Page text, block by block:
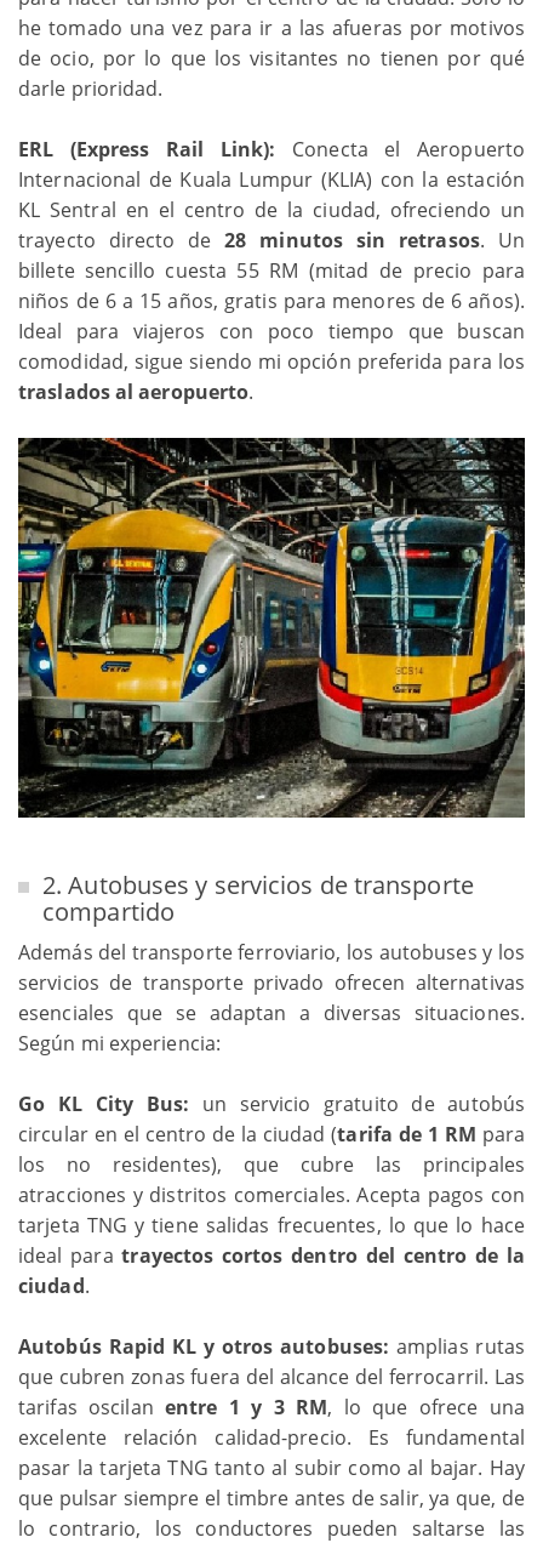
he tomado una vez para ir a las afueras por motivos
de ocio, por lo que los visitantes no tienen por qué
darle prioridad.
ERL (Express Rail Link): Conecta el Aeropuerto
Internacional de Kuala Lumpur (KLIA) con la estación
KL Sentral en el centro de la ciudad, ofreciendo un
trayecto directo de28 minutos sin retrasos. Un
billete sencillo cuesta 55 RM (mitad de precio para
niños de 6 a 15 años, gratis para menores de 6 años).
Ideal para viajeros con poco tiempo que buscan
comodidad, sigue siendo mi opción preferida para los
traslados al aeropuerto.
2. Autobuses y servicios de transporte
compartido
Además del transporte ferroviario, los autobuses y los
servicios de transporte privado ofrecen alternativas
esenciales que se adaptan a diversas situaciones.
Según mi experiencia:
Go KL City Bus: un servicio gratuito de autobús
circular en el centro de la ciudad (tarifa de 1 RM para
los no residentes), que cubre las principales
atracciones y distritos comerciales. Acepta pagos con
tarjeta TNG y tiene salidas frecuentes, lo que lo hace
ideal paratrayectos cortos dentro del centro de la
ciudad.
Autobús Rapid KL y otros autobuses: amplias rutas
que cubren zonas fuera del alcance del ferrocarril. Las
tarifas oscilanentre 1 y 3 RM, lo que ofrece una
excelente relación calidad-precio. Es fundamental
pasar la tarjeta TNG tanto al subir como al bajar. Hay
que pulsar siempre el timbre antes de salir, ya que, de
lo contrario, los conductores pueden saltarse las